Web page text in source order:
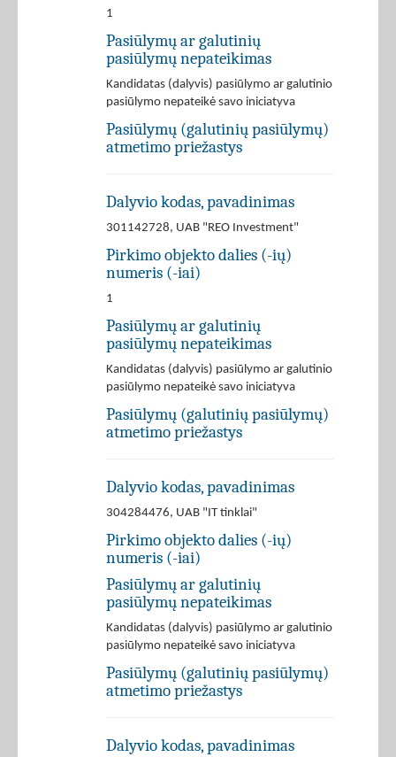
1
Pasiūlymų ar galutinių
pasiūlymų nepateikimas
Kandidatas (dalyvis) pasiūlymo ar galutinio
pasiūlymo nepateikė savo iniciatyva
Pasiūlymų (galutinių pasiūlymų)
atmetimo priežastys
Dalyvio kodas, pavadinimas
301142728, UAB "REO Investment"
Pirkimo objekto dalies (-ių)
numeris (-iai)
1
Pasiūlymų ar galutinių
pasiūlymų nepateikimas
Kandidatas (dalyvis) pasiūlymo ar galutinio
pasiūlymo nepateikė savo iniciatyva
Pasiūlymų (galutinių pasiūlymų)
atmetimo priežastys
Dalyvio kodas, pavadinimas
304284476, UAB "IT tinklai"
Pirkimo objekto dalies (-ių)
numeris (-iai)
Pasiūlymų ar galutinių
pasiūlymų nepateikimas
Kandidatas (dalyvis) pasiūlymo ar galutinio
pasiūlymo nepateikė savo iniciatyva
Pasiūlymų (galutinių pasiūlymų)
atmetimo priežastys
Dalyvio kodas, pavadinimas